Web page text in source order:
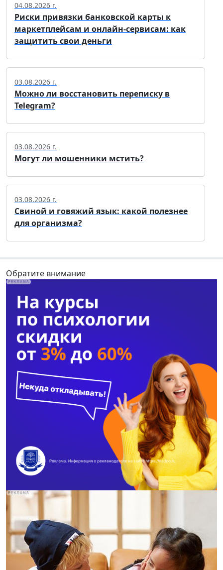
04.08.2026 г.
Риски привязки банковской карты к
маркетплейсам и онлайн-сервисам: как
защитить свои деньги
03.08.2026 г.
Можно ли восстановить переписку в
Telegram?
03.08.2026 г.
Могут ли мошенники мстить?
03.08.2026 г.
Свиной и говяжий язык: какой полезнее
для организма?
Обратите внимание